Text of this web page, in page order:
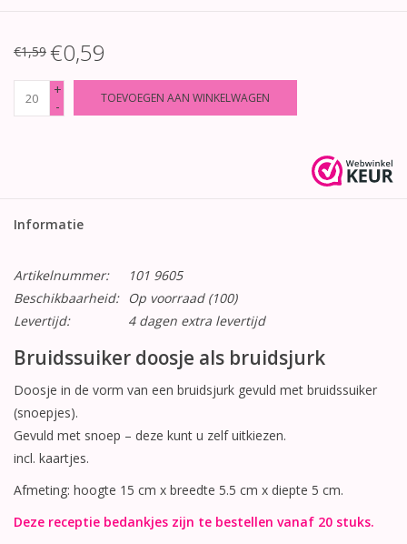
€1,59 €0,59
+
-
TOEVOEGEN AAN WINKELWAGEN
Informatie
Artikelnummer:
101 9605
Beschikbaarheid:
Op voorraad(100)
Levertijd:
4 dagen extra levertijd
Bruidssuiker doosje als bruidsjurk
Doosje in de vorm van een bruidsjurk gevuld met bruidssuiker
(snoepjes).
Gevuld met snoep – deze kunt u zelf uitkiezen.
incl. kaartjes.
Afmeting: hoogte 15 cm x breedte 5.5 cm x diepte 5 cm.
Deze receptie bedankjes zijn te bestellen vanaf 20 stuks.